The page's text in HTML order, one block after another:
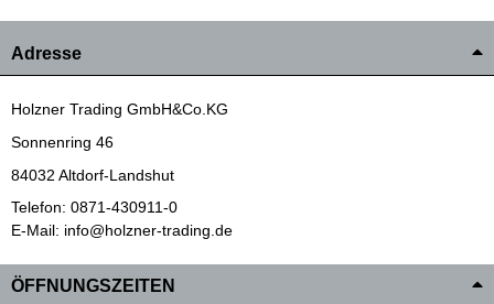
Adresse
Holzner Trading GmbH&Co.KG
Sonnenring 46
84032 Altdorf-Landshut
Telefon: 0871-430911-0
E-Mail: info@holzner-trading.de
ÖFFNUNGSZEITEN